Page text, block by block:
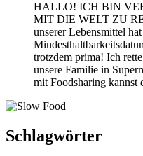
HALLO! ICH BIN
MIT DIE WELT ZU
unserer Lebensmittel
trotzdem prima! Ich
unsere Familie in
mit Foodsharing kannst
Schlagwörter